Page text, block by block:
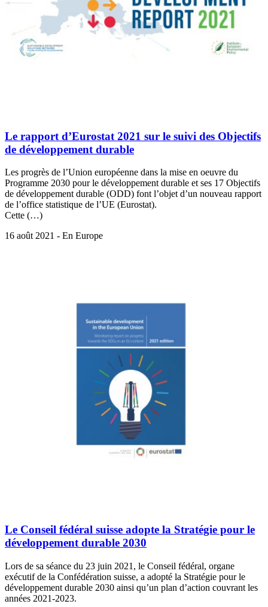
Le rapport d’Eurostat 2021 sur le suivi des Objectifs
de développement durable
Les progrès de l’Union européenne dans la mise en oeuvre du
Programme 2030 pour le développement durable et ses 17 Objectifs
de développement durable (ODD) font l’objet d’un nouveau rapport
de l’office statistique de l’UE (Eurostat).
Cette (…)
16 août 2021 - En Europe
Le Conseil fédéral suisse adopte la Stratégie pour le
développement durable 2030
Lors de sa séance du 23 juin 2021, le Conseil fédéral, organe
exécutif de la Confédération suisse, a adopté la Stratégie pour le
développement durable 2030 ainsi qu’un plan d’action couvrant les
années 2021-2023.